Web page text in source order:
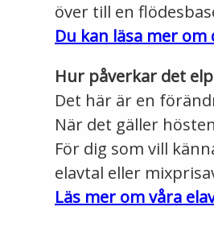
över till en
Du kan läsa mer om
Hur påverkar det
Det här är en
När det gäller
För dig som vill
elavtal eller
Läs mer om våra